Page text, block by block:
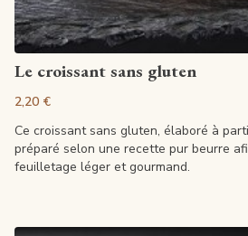
Ajouter au panier
Le croissant sans gluten
2,20 €
Ce croissant sans gluten, élaboré à
préparé selon une recette pur beurre
feuilletage léger et gourmand.